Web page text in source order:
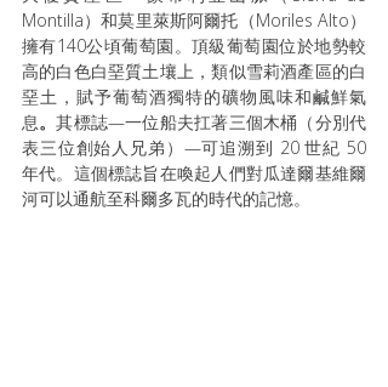
Montilla）和莫里萊斯阿爾托（Moriles Alto）
擁有140公頃葡萄園。頂級葡萄園位於地勢較
高的白色白堊質土壤上，類似雪莉酒產區的白
堊土，賦予葡萄酒獨特的礦物風味和鹹鮮氣
息。其標誌—一位船夫扛著三個木桶（分別代
表三位創始人兄弟）—可追溯到 20 世紀 50
年代。這個標誌旨在喚起人們對瓜達爾基維爾
河可以通航至科爾多瓦的時代的記憶。